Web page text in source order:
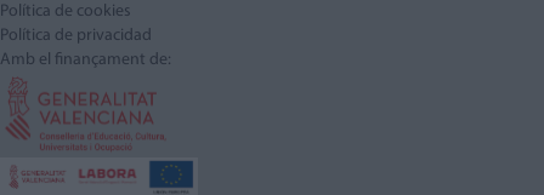
Política de cookies
Política de privacidad
Amb el finançament de: